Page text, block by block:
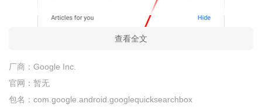
查看全文
厂商： Google Inc.
官网： 暂无
包名： com.google.android.googlequicksearchbox